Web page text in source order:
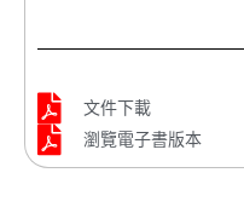
文件下載
瀏覽電子書版本